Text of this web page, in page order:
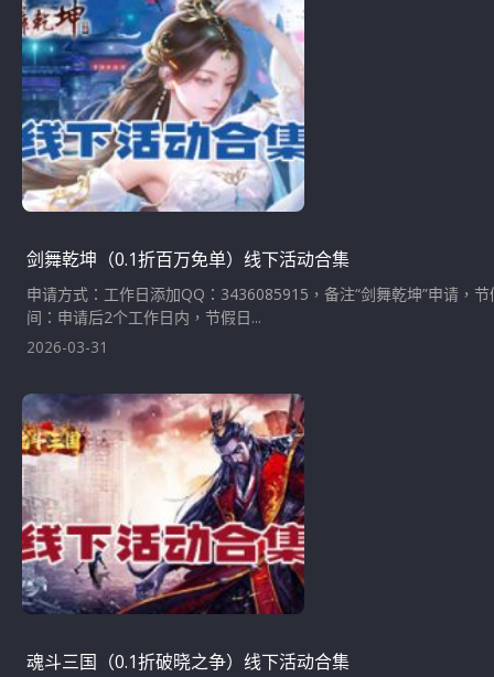
剑舞乾坤（0.1折百万免单）线下活动合集
申请方式：工作日添加QQ：3436085915，备注“剑舞乾坤”申请，
间：申请后2个工作日内，节假日...
2026-03-31
魂斗三国（0.1折破晓之争）线下活动合集